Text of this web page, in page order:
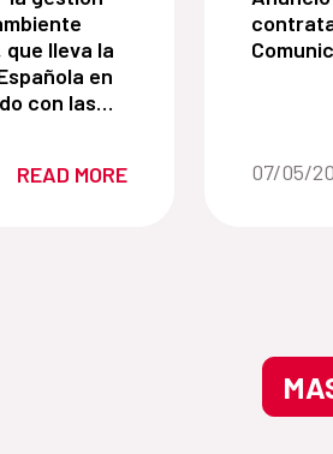
que lleva la
en
con las
READ MORE Date of
07/05/